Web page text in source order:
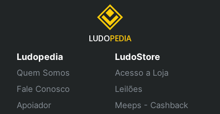
LUDOPEDIA
Ludopedia
Quem Somos
Fale Conosco
Apoiador
LudoStore
Acesso a Loja
Leilões
Meeps - Cashback